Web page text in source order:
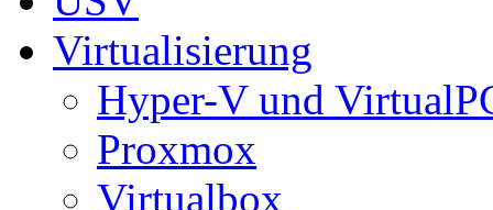
Virtualisierung
Hyper-V und
Proxmox
Virtualbox